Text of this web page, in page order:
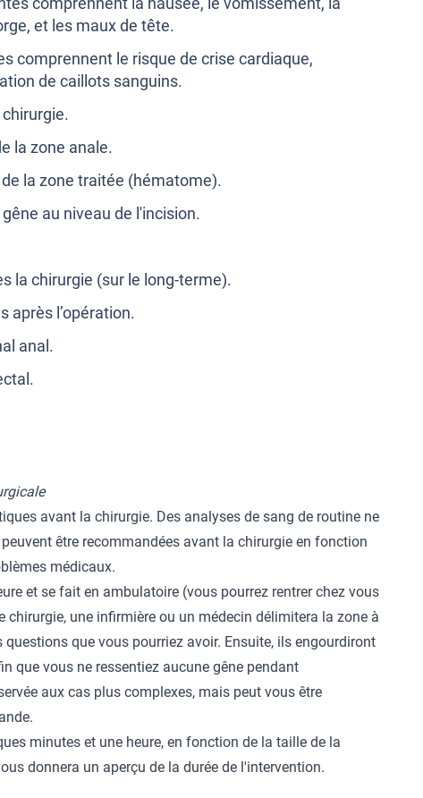
et les maux de tête.
comprennent le risque de crise cardiaque,
de caillots sanguins.
la zone anale.
la zone traitée (hématome).
au niveau de l'incision.
la chirurgie (sur le long-terme).
après l’opération.
anal.
avant la chirurgie. Des analyses de sang de routine ne
être recommandées avant la chirurgie en fonction
médicaux.
et se fait en ambulatoire (vous pourrez rentrer chez vous
une infirmière ou un médecin délimitera la zone à
que vous pourriez avoir. Ensuite, ils engourdiront
que vous ne ressentiez aucune gêne pendant
aux cas plus complexes, mais peut vous être
minutes et une heure, en fonction de la taille de la
donnera un aperçu de la durée de l'intervention.